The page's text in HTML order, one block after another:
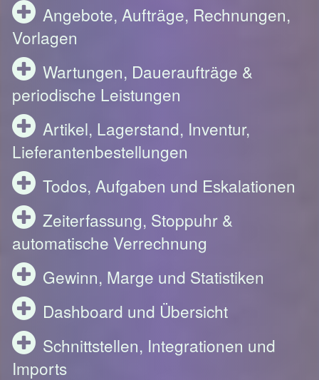
Angebote, Aufträge, Rechnungen,
Vorlagen
Wartungen, Daueraufträge &
periodische Leistungen
Artikel, Lagerstand, Inventur,
Lieferantenbestellungen
Todos, Aufgaben und Eskalationen
Zeiterfassung, Stoppuhr &
automatische Verrechnung
Gewinn, Marge und Statistiken
Dashboard und Übersicht
Schnittstellen, Integrationen und
Imports